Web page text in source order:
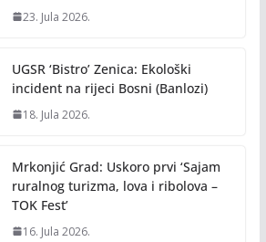
23. Jula 2026.
UGSR ‘Bistro’ Zenica: Ekološki
incident na rijeci Bosni (Banlozi)
18. Jula 2026.
Mrkonjić Grad: Uskoro prvi ‘Sajam
ruralnog turizma, lova i ribolova –
TOK Fest’
16. Jula 2026.